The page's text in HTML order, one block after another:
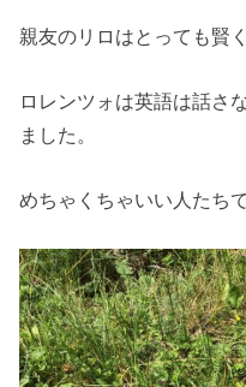
親友のリロはとっても賢
ロレンツォは英語は話さ
ました。
めちゃくちゃいい人たちで